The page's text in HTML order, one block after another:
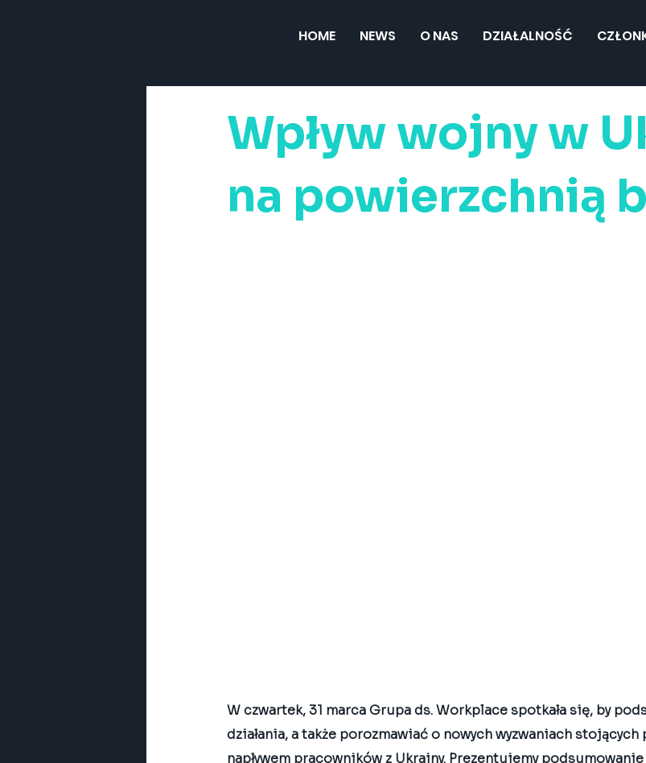
HOME NEWS O NAS DZIAŁALNOŚĆ
Wpływ wojny w
na powierzchnią
W czwartek, 31 marca Grupa ds. Workplace spotkała się, by
działania, a także porozmawiać o nowych wyzwaniach
napływem pracowników z Ukrainy. Prezentujemy